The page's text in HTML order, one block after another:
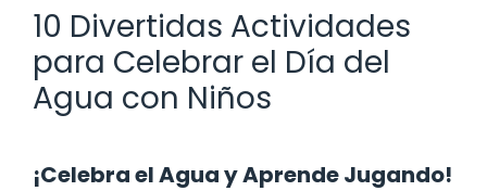
10 Divertidas Actividades
para Celebrar el Día del
Agua con Niños
¡Celebra el Agua y Aprende Jugando!